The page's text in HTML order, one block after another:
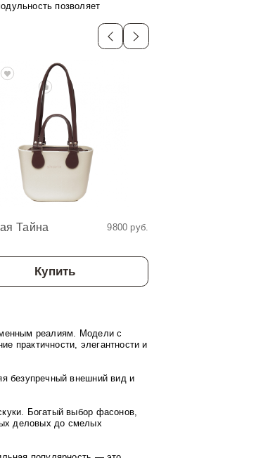
позволяет
Тайна 9800 руб.
Купить
реалиям. Модели с
практичности, элегантности и
безупречный внешний вид и
Богатый выбор фасонов,
деловых до смелых